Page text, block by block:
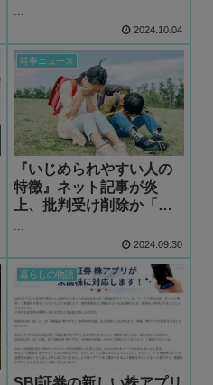
...
2024.10.04
時事ニュース
『いじめられやすい人の
特徴』ネット記事が炎
上、批判受け削除か「い
2024.09.30
暮らしの物語